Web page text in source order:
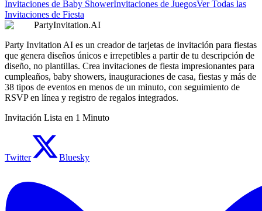
Invitaciones de Baby ShowerInvitaciones de JuegosVer Todas las
Invitaciones de Fiesta
PartyInvitation.AI
Party Invitation AI es un creador de tarjetas de invitación para fiestas
que genera diseños únicos e irrepetibles a partir de tu descripción de
diseño, no plantillas. Crea invitaciones de fiesta impresionantes para
cumpleaños, baby showers, inauguraciones de casa, fiestas y más de
38 tipos de eventos en menos de un minuto, con seguimiento de
RSVP en línea y registro de regalos integrados.
Invitación Lista en 1 Minuto
Twitter Bluesky